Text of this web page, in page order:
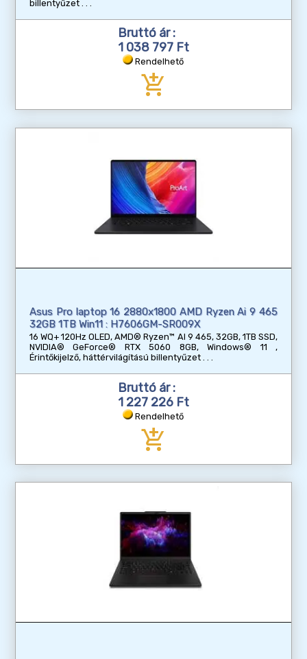
billentyűzet
Bruttó ár :
1 038 797 Ft
Rendelhető
add_shopping_cart
Asus Pro laptop 16 2880x1800 AMD Ryzen Ai 9 465
32GB 1TB Win11 : H7606GM-SR009X
16 WQ+ 120Hz OLED, AMD® Ryzen™ AI 9 465, 32GB, 1TB SSD,
NVIDIA® GeForce® RTX 5060 8GB, Windows® 11 ,
Érintőkijelző, háttérvilágítású billentyűzet
Bruttó ár :
1 227 226 Ft
Rendelhető
add_shopping_cart